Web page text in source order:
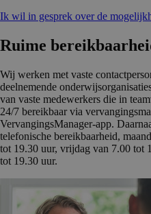
Ik wil in gesprek over de
Ruime
Wij werken met vaste
deelnemende
van vaste medewerkers die in
24/7 bereikbaar via
VervangingsManager-app.
telefonische bereikbaarheid,
tot 19.30 uur, vrijdag van 7.00 tot
tot 19.30 uur.